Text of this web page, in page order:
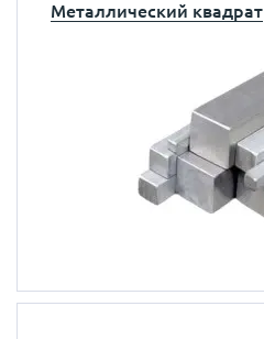
Металлический квадрат